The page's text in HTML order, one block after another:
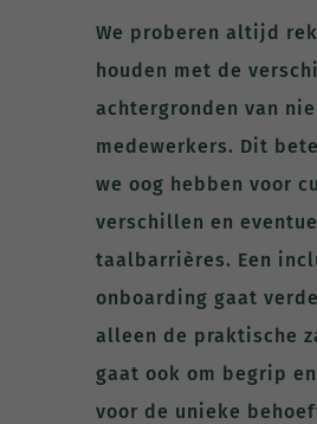
We proberen altijd
houden met de
achtergronden van
medewerkers. Dit
we oog hebben voor
verschillen en
taalbarrières. Een
onboarding gaat
alleen de praktische
gaat ook om begrip
voor de unieke